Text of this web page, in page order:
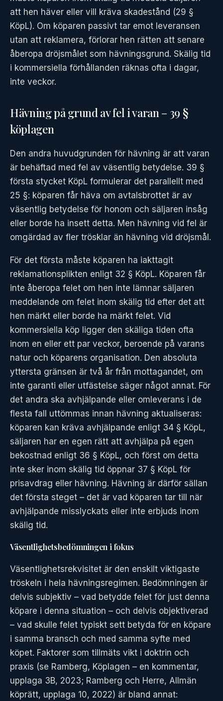
att hen häver eller vill kräva skadestånd (29 §
KöpL). Om köparen passivt tar emot leveransen
utan att reklamera, förlorar hen rätten att senare
åberopa dröjsmålet som hävningsgrund. Skälig tid
i kommersiella förhållanden räknas ofta i dagar,
inte veckor.
Hävning på grund av fel i varan – 39 §
köplagen
Den andra huvudgrunden för hävning är att varan
är behäftad med fel av väsentlig betydelse. 39 §
första stycket KöpL formulerar det parallellt med
25 §: köparen får häva om avtalsbrottet är av
väsentlig betydelse för honom och säljaren insåg
eller borde ha insett detta. Men hävning vid fel är
omgärdad av fler trösklar än hävning vid dröjsmål.
För det första måste köparen ha iakttagit
reklamationsplikten enligt 32 § KöpL. Köparen får
inte åberopa felet om hen inte lämnar säljaren
meddelande om felet inom skälig tid efter det att
hen märkt eller borde ha märkt felet. Vid
kommersiella köp ligger den skäliga tiden ofta
inom en eller ett par veckor, beroende på varans
natur och köparens organisation. Den absoluta
yttersta gränsen är två år från mottagandet, om
inte garanti eller utfästelse säger något annat. För
det andra ska avhjälpande eller omleverans i de
flesta fall uttömmas innan hävning aktualiseras:
köparen kan kräva avhjälpande enligt 34 § KöpL,
säljaren har en egen rätt att avhjälpa på egen
bekostnad enligt 36 § KöpL, och först om detta
inte sker inom skälig tid öppnar 37 § KöpL för
prisavdrag eller hävning. Hävning är därför sällan
det första steget – det är vad köparen tar till när
avhjälpande misslyckats eller inte erbjuds inom
skälig tid.
Väsentlighetsbedömningen i fokus
Väsentlighetsrekvisitet är den enskilt viktigaste
tröskeln i hela hävningsregimen. Bedömningen är
delvis subjektiv – vad betydde felet för just denna
köpare i denna situation – och delvis objektiverad
– vad skulle felet typiskt sett betyda för en köpare
i samma bransch och med samma syfte med
köpet. Faktorer som tillmäts vikt i doktrin och
praxis (se Ramberg, Köplagen – en kommentar,
upplaga 3B, 2023; Ramberg och Herre, Allmän
köprätt, upplaga 10, 2022) är bland annat: